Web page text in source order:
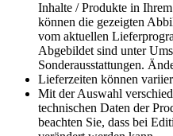
Inhalte / Produkte in
können die gezeigten
vom aktuellen
Abgebildet sind unter
Sonderausstattungen.
Lieferzeiten können
Mit der Auswahl
technischen Daten der
beachten Sie, dass bei